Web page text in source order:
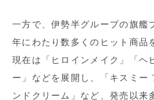
一方で、伊勢半グループの旗艦
年にわたり数多くのヒット商品
現在は「ヒロインメイク」「ヘ
ー」などを展開し、「キスミー
ンドクリーム」など、発売以来